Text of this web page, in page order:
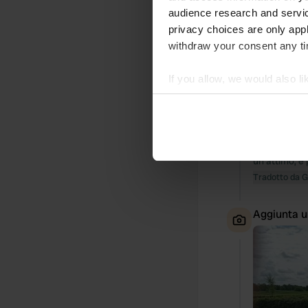
audience research and
privacy choices are only
withdraw your consent any
If you allow, we would also
Collect information
Find out more about how
We use cookies to
information about your use
Abbiamo
e
servono
funziona
settimana,
un attimo, e
Tradotto da
Aggiunta